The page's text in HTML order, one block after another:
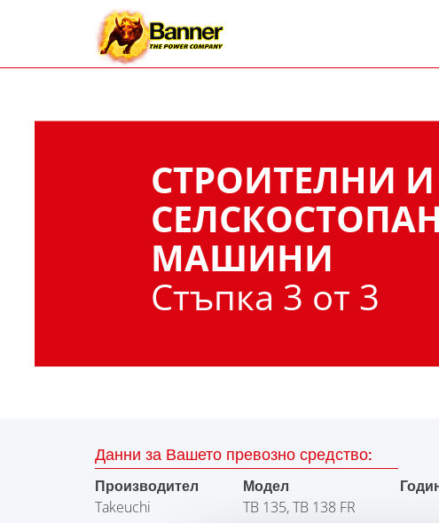
СТРОИТЕЛНИ И
МАШИНИ
Стъпка 3 от 3
Данни за Вашето превозно средство:
Производител
Takeuchi
Модел
TB 135, TB 138 FR